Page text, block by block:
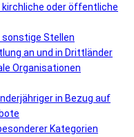
kirchliche oder öffentliche
sonstige Stellen
an und in Drittländer
Organisationen
in Bezug auf
Kategorien